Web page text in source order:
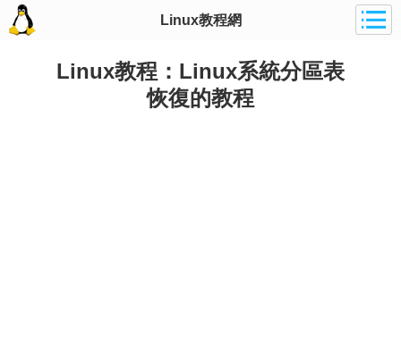
Linux教程網
Linux教程：Linux系統分區表
恢復的教程